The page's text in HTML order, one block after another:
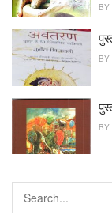
BY
BY
BY